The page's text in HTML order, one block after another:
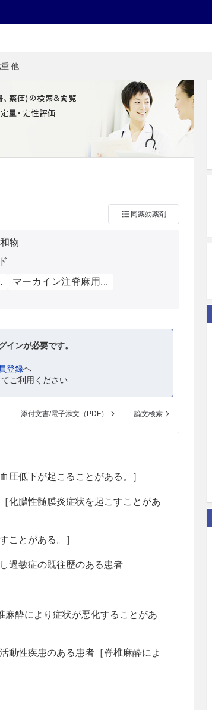
他
同薬効薬剤
物
マーカイン注脊麻用...
インが必要です。
登録へ
てご利用ください
添付文書/電子添文（PDF） 論文検索
低下が起こることがある。］
膿性髄膜炎症状を起こすことがあ
とがある。］
過敏症の既往歴のある患者
酔により症状が悪化することがあ
性疾患のある患者［脊椎麻酔によ